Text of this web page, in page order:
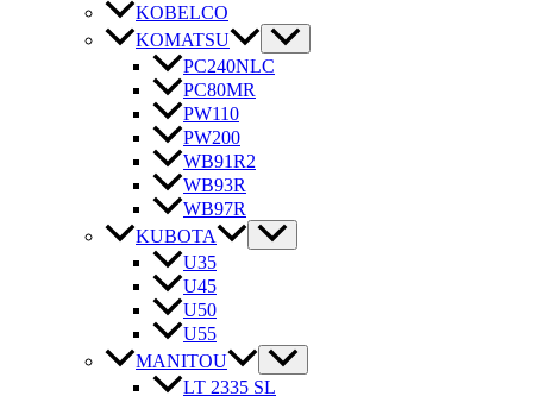
KOBELCO
KOMATSU
PC240NLC
PC80MR
PW110
PW200
WB91R2
WB93R
WB97R
KUBOTA
U35
U45
U50
U55
MANITOU
LT 2335 SL